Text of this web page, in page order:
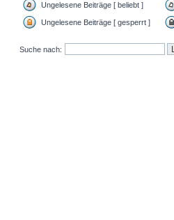
Ungelesene Beiträge [ beliebt ]
Ungelesene Beiträge [ gesperrt ]
Suche nach: